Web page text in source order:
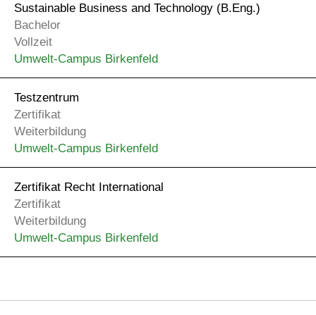
Sustainable Business and Technology (B.Eng.)
Bachelor
Vollzeit
Umwelt-Campus Birkenfeld
Testzentrum
Zertifikat
Weiterbildung
Umwelt-Campus Birkenfeld
Zertifikat Recht International
Zertifikat
Weiterbildung
Umwelt-Campus Birkenfeld